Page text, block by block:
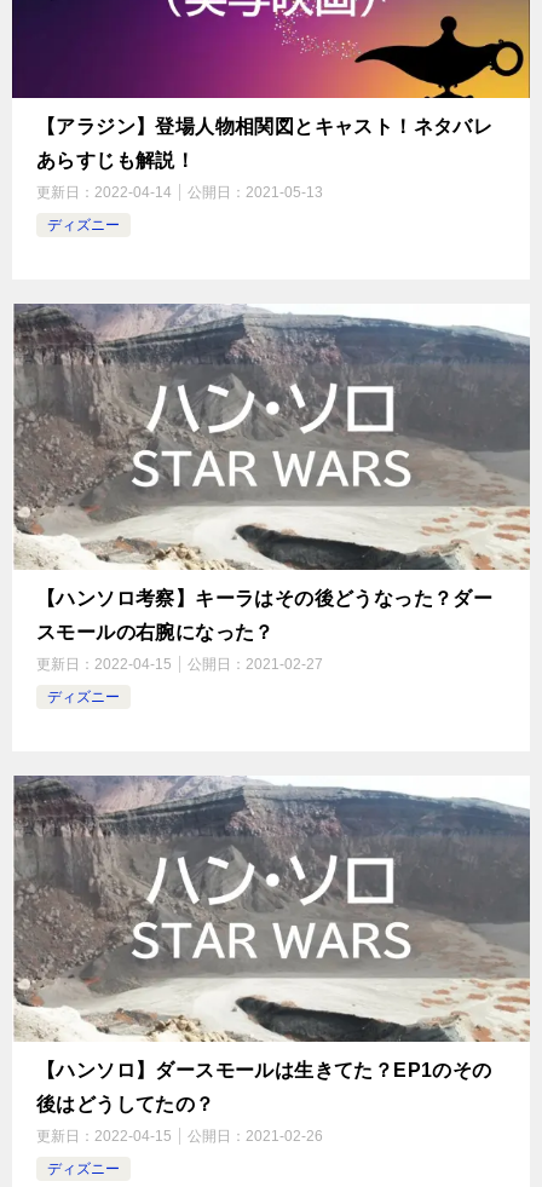
【アラジン】登場人物相関図とキャスト！ネタバレ
あらすじも解説！
更新日： 2022-04-14 公開日： 2021-05-13
ディズニー
【ハンソロ考察】キーラはその後どうなった？ダー
スモールの右腕になった？
更新日： 2022-04-15 公開日： 2021-02-27
ディズニー
【ハンソロ】ダースモールは生きてた？EP1のその
後はどうしてたの？
更新日： 2022-04-15 公開日： 2021-02-26
ディズニー